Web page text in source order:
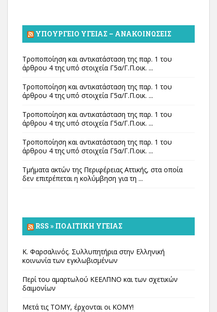
ΥΠΟΥΡΓΕΊΟ ΥΓΕΊΑΣ – ΑΝΑΚΟΙΝΏΣΕΙΣ
Τροποποίηση και αντικατάσταση της παρ. 1 του
άρθρου 4 της υπό στοιχεία Γ5α/Γ.Π.οικ. ...
Τροποποίηση και αντικατάσταση της παρ. 1 του
άρθρου 4 της υπό στοιχεία Γ5α/Γ.Π.οικ. ...
Τροποποίηση και αντικατάσταση της παρ. 1 του
άρθρου 4 της υπό στοιχεία Γ5α/Γ.Π.οικ. ...
Τροποποίηση και αντικατάσταση της παρ. 1 του
άρθρου 4 της υπό στοιχεία Γ5α/Γ.Π.οικ. ...
Τμήματα ακτών της Περιφέρειας Αττικής, στα οποία
δεν επιτρέπεται η κολύμβηση για τη ...
RSS » ΠΟΛΙΤΙΚΉ ΥΓΕΊΑΣ
Κ. Φαρσαλινός. Συλλυπητήρια στην Ελληνική
κοινωνία των εγκλωβισμένων
Περί του αμαρτωλού ΚΕΕΛΠΝΟ και των σχετικών
δαιμονίων
Μετά τις ΤΟΜΥ, έρχονται οι ΚΟΜΥ!